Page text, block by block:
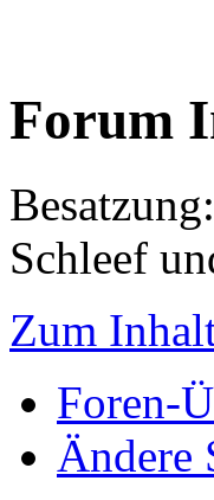
Forum
Schleef
Zum
Foren-
Ändere